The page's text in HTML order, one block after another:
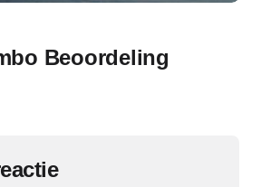
Beoordeling